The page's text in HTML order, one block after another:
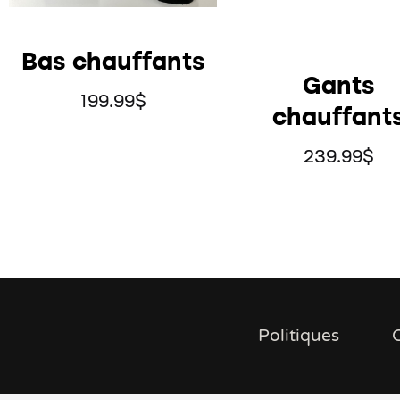
Bas chauffants
199.99$
Gants
239.99$
Politiques